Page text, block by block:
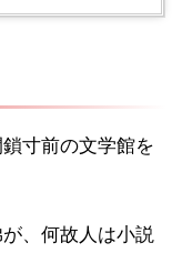
寸前の文学館を
、何故人は小説